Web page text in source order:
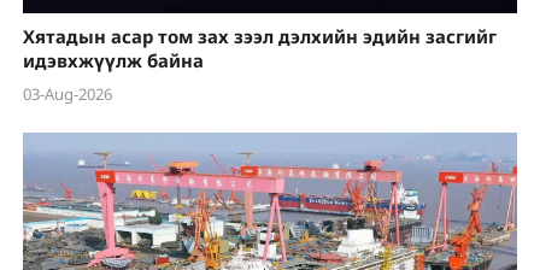
Хятадын асар том зах зээл дэлхийн эдийн засгийг
идэвхжүүлж байна
03-Aug-2026